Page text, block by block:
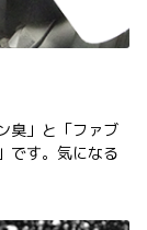
臭」と「ファブ
です。気になる